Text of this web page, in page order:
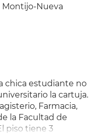
Montijo-Nueva
chica estudiante no
la cartuja.
Farmacia,
la Facultad de
piso tiene 3